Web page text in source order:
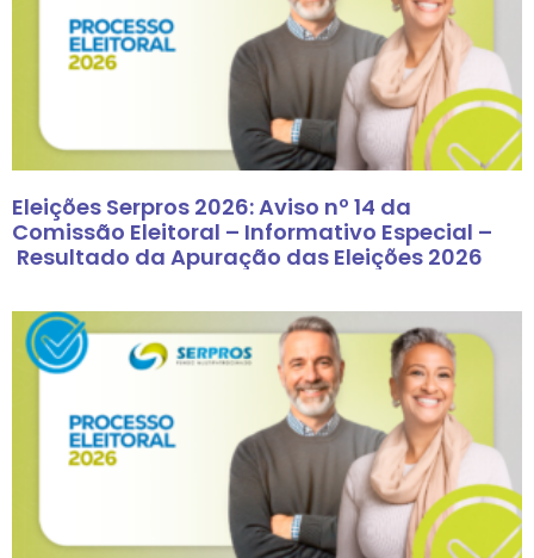
Eleições Serpros 2026: Aviso nº 14 da
Comissão Eleitoral – Informativo Especial –
Resultado da Apuração das Eleições 2026